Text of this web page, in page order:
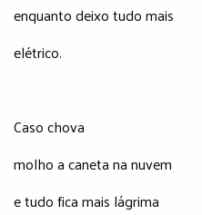
enquanto deixo tudo mais
elétrico.
Caso chova
molho a caneta na nuvem
e tudo fica mais lágrima